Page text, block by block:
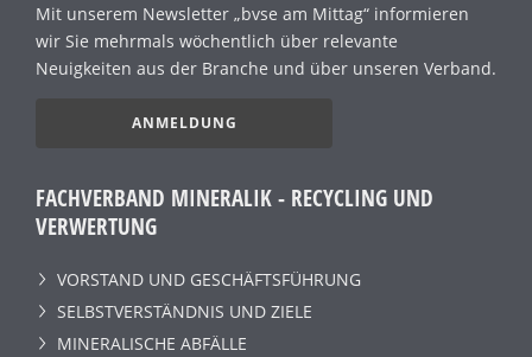
Mit unserem Newsletter „bvse am Mittag“ informieren
wir Sie mehrmals wöchentlich über relevante
Neuigkeiten aus der Branche und über unseren Verband.
ANMELDUNG
FACHVERBAND MINERALIK - RECYCLING UND
VERWERTUNG
VORSTAND UND GESCHÄFTSFÜHRUNG
SELBSTVERSTÄNDNIS UND ZIELE
MINERALISCHE ABFÄLLE